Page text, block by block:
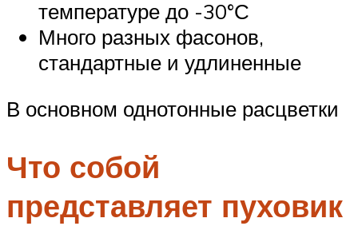
температуре до -30°С
Много разных фасонов,
стандартные и удлиненные
В основном однотонные расцветки
Что собой
представляет пуховик